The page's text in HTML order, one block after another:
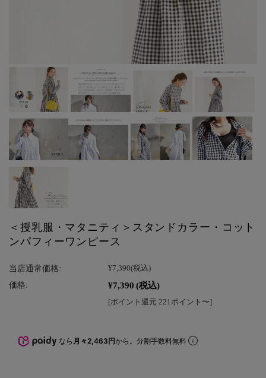
＜授乳服・マタニティ＞スタンドカラー・コット
ンパフィーワンピース
当店通常価格: ¥7,390(税込)
価格: ¥7,390 (税込)
[ポイント還元 221ポイント〜]
なら 月々2,463円から。分割手数料無料